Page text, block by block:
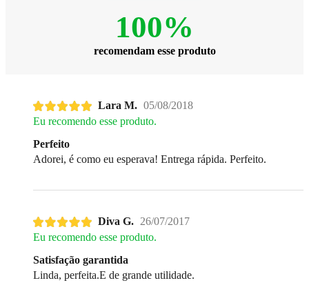
100%
recomendam esse produto
Lara M. 05/08/2018
Eu recomendo esse produto.
Perfeito
Adorei, é como eu esperava! Entrega rápida. Perfeito.
Diva G. 26/07/2017
Eu recomendo esse produto.
Satisfação garantida
Linda, perfeita.E de grande utilidade.